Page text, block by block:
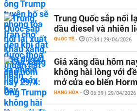
Trung Quốc sắp nối
dầu diesel và nhiên
QUỐC TẾ - 07:34 | 29/04/2026
Giá xăng dầu hôm
không hài lòng với
mở cửa eo biển
HÀNG HÓA - 06:39 | 29/04/2026